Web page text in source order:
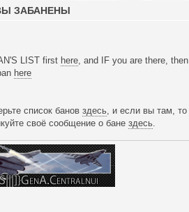
ВЫ ЗАБАНЕНЫ
LIST first here, and IF you are there, then
here
список банов здесь, и если вы там, то
своё сообщение о бане здесь.